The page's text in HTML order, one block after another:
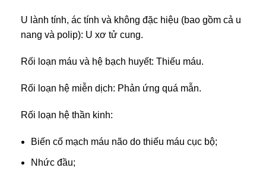
U lành tính, ác tính và không đặc hiệu (bao gồm cả u
nang và polip): U xơ tử cung.
Rối loạn máu và hệ bạch huyết: Thiếu máu.
Rối loạn hệ miễn dịch: Phản ứng quá mẫn.
Rối loạn hệ thần kinh:
Biến cố mạch máu não do thiếu máu cục bộ;
Nhức đầu;